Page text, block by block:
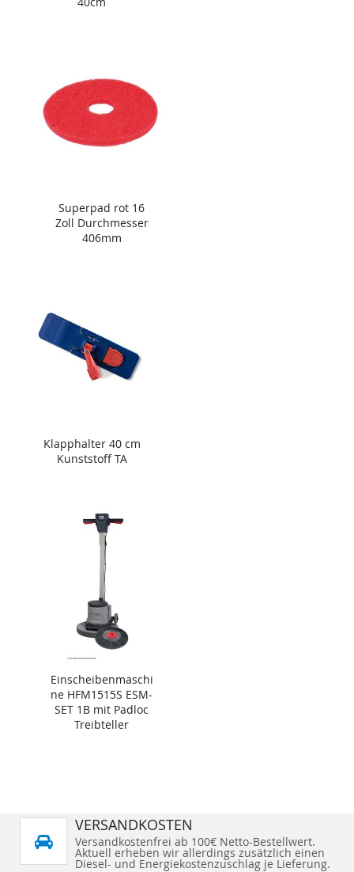
Superpad rot 16
Zoll Durchmesser
406mm
Klapphalter 40 cm
Kunststoff TA
Einscheibenmaschi
ne HFM1515S ESM-
SET 1B mit Padloc
Treibteller
VERSANDKOSTEN
Versandkostenfrei ab 100€ Netto-Bestellwert.
Aktuell erheben wir allerdings zusätzlich einen
Diesel- und Energiekostenzuschlag je Lieferung.